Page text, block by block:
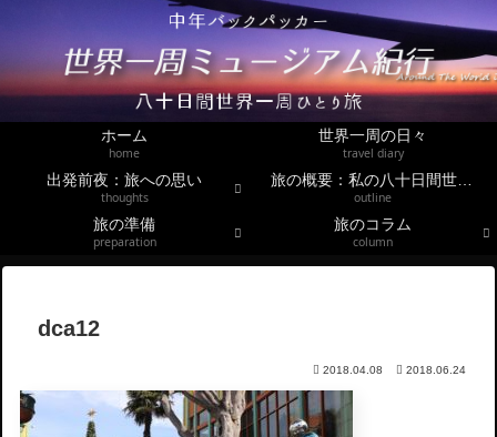
ホーム
home
世界一周の日々
travel diary
出発前夜：旅への思い
thoughts
旅の概要：私の八十日間世界一周
outline
旅の準備
preparation
旅のコラム
column
dca12
2018.04.08 2018.06.24